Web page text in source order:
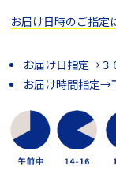
お届け日時のご指定
お届け日指定→３
お届け時間指定→